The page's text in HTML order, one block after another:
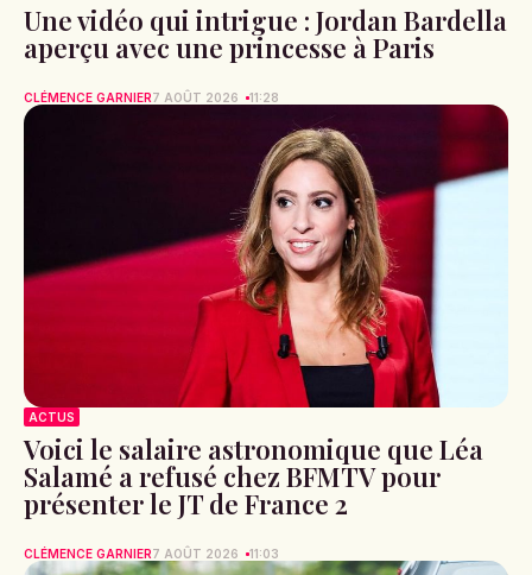
Une vidéo qui intrigue : Jordan Bardella
aperçu avec une princesse à Paris
CLÉMENCE GARNIER7 AOÛT 2026 11:28
ACTUS
Voici le salaire astronomique que Léa
Salamé a refusé chez BFMTV pour
présenter le JT de France 2
CLÉMENCE GARNIER7 AOÛT 2026 11:03